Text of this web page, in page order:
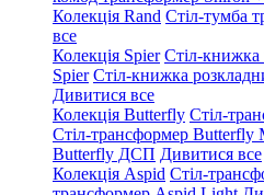
Колекція Rand Стіл-тумба
все
Колекція Spier Стіл-книжка
Spier Стіл-книжка
Дивитися все
Колекція Butterfly Стіл-
Стіл-трансформер Butterfly
Butterfly ДСП Дивитися все
Колекція Aspid Стіл-